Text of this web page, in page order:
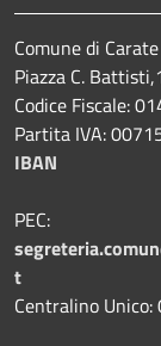
Comune di
Piazza C.
Codice Fiscale:
Partita IVA:
IBAN
PEC:
t
Centralino